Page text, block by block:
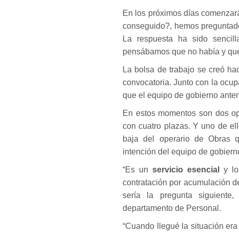
En los próximos días
conseguido?, hemos
La respuesta ha sido
pensábamos que no había y
La bolsa de trabajo se creó
convocatoria. Junto con la
que el equipo de gobierno
En estos momentos son dos
con cuatro plazas. Y uno de
baja del operario de Obras
intención del equipo de
“Es un servicio esencial
y
contratación por acumulación
sería la pregunta
departamento de Personal.
“Cuando llegué la situación